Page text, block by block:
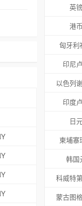
英
港币
匈牙利
印尼
以色列
印度
日
柬埔寨
韩国
科威特
蒙古图